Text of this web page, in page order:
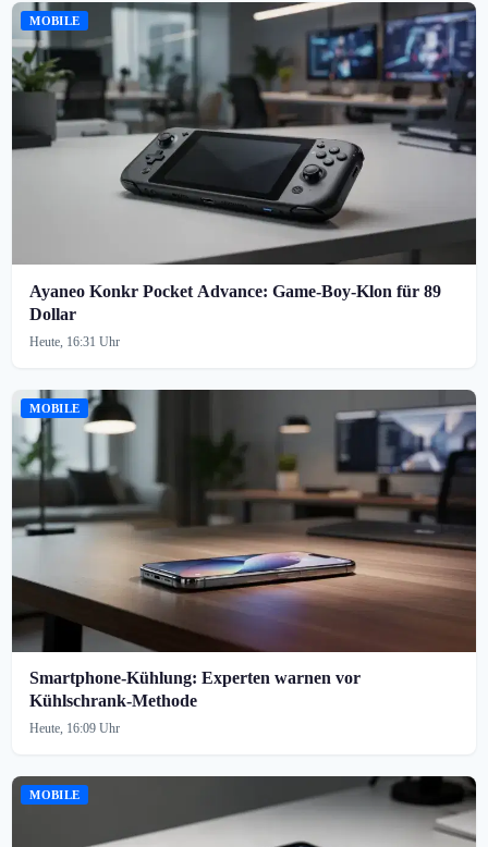
MOBILE
Ayaneo Konkr Pocket Advance: Game-Boy-Klon für 89
Dollar
Heute, 16:31 Uhr
MOBILE
Smartphone-Kühlung: Experten warnen vor
Kühlschrank-Methode
Heute, 16:09 Uhr
MOBILE